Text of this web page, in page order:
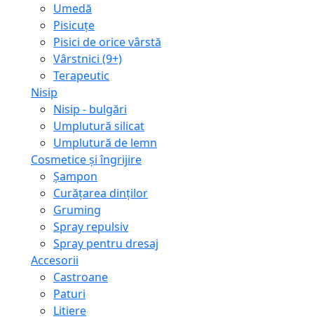
Umedă
Pisicuțe
Pisici de orice vârstă
Vârstnici (9+)
Terapeutic
Nisip
Nisip - bulgări
Umplutură silicat
Umplutură de lemn
Cosmetice și îngrijire
Șampon
Curățarea dinților
Gruming
Spray repulsiv
Spray pentru dresaj
Accesorii
Castroane
Paturi
Litiere